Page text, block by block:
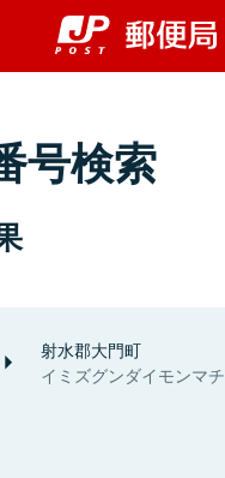
号検索
射水郡大門町
イミズグンダイモンマチ